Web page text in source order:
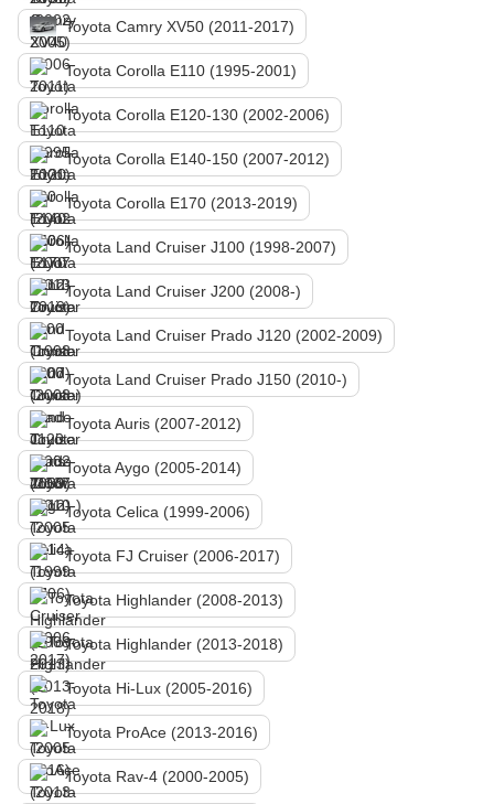
Toyota Camry XV50 (2011-2017)
Toyota Corolla E110 (1995-2001)
Toyota Corolla E120-130 (2002-2006)
Toyota Corolla E140-150 (2007-2012)
Toyota Corolla E170 (2013-2019)
Toyota Land Cruiser J100 (1998-2007)
Toyota Land Cruiser J200 (2008-)
Toyota Land Cruiser Prado J120 (2002-2009)
Toyota Land Cruiser Prado J150 (2010-)
Toyota Auris (2007-2012)
Toyota Aygo (2005-2014)
Toyota Celica (1999-2006)
Toyota FJ Cruiser (2006-2017)
Toyota Highlander (2008-2013)
Toyota Highlander (2013-2018)
Toyota Hi-Lux (2005-2016)
Toyota ProAce (2013-2016)
Toyota Rav-4 (2000-2005)